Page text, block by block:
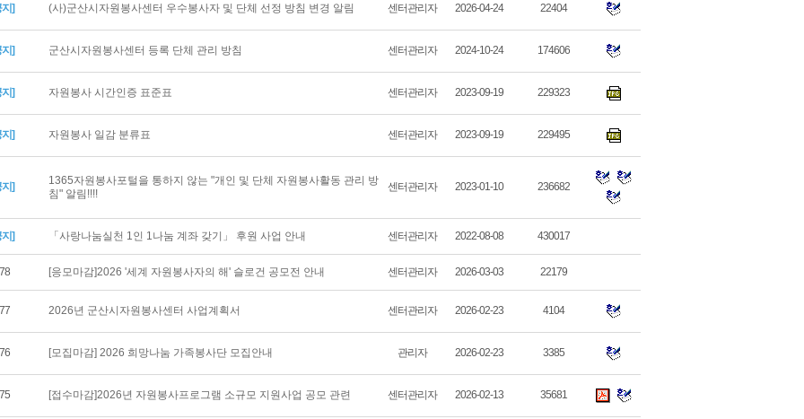
지] (사)군산시자원봉사센터 우수봉사자 및 단체 선정 방침 변경 알림 센터관리자 2026-04-24 22404
지] 군산시자원봉사센터 등록 단체 관리 방침 센터관리자 2024-10-24 174606
지] 자원봉사 시간인증 표준표 센터관리자 2023-09-19 229323
지] 자원봉사 일감 분류표 센터관리자 2023-09-19 229495
지]
1365자원봉사포털을 통하지 않는 "개인 및 단체 자원봉사활동 관리 방
침" 알림!!!!
센터관리자 2023-01-10 236682
지] 「사랑나눔실천 1인 1나눔 계좌 갖기」 후원 사업 안내 센터관리자 2022-08-08 430017
[응모마감]2026 '세계 자원봉사자의 해' 슬로건 공모전 안내 센터관리자 2026-03-03 22179
2026년 군산시자원봉사센터 사업계획서 센터관리자 2026-02-23 4104
[모집마감] 2026 희망나눔 가족봉사단 모집안내 관리자 2026-02-23 3385
[접수마감]2026년 자원봉사프로그램 소규모 지원사업 공모 관련 센터관리자 2026-02-13 35681